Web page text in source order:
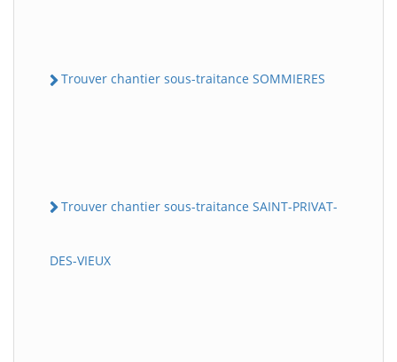
Trouver chantier sous-traitance SOMMIERES
Trouver chantier sous-traitance SAINT-PRIVAT-
DES-VIEUX